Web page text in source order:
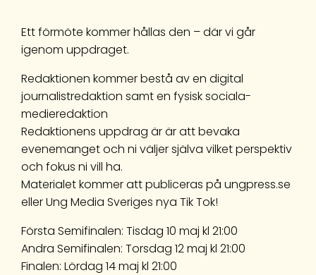
Ett förmöte kommer hållas den – där vi går
igenom uppdraget.
Redaktionen kommer bestå av en digital
journalistredaktion samt en fysisk sociala-
medieredaktion
Redaktionens uppdrag är är att bevaka
evenemanget och ni väljer själva vilket perspektiv
och fokus ni vill ha.
Materialet kommer att publiceras på ungpress.se
eller Ung Media Sveriges nya Tik Tok!
Första Semifinalen: Tisdag 10 maj kl 21:00
Andra Semifinalen: Torsdag 12 maj kl 21:00
Finalen: Lördag 14 maj kl 21:00